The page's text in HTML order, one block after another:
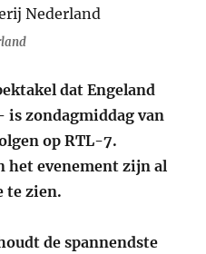
dat Engeland
is zondagmiddag van
op RTL-7.
het evenement zijn al
te zien.
de spannendste